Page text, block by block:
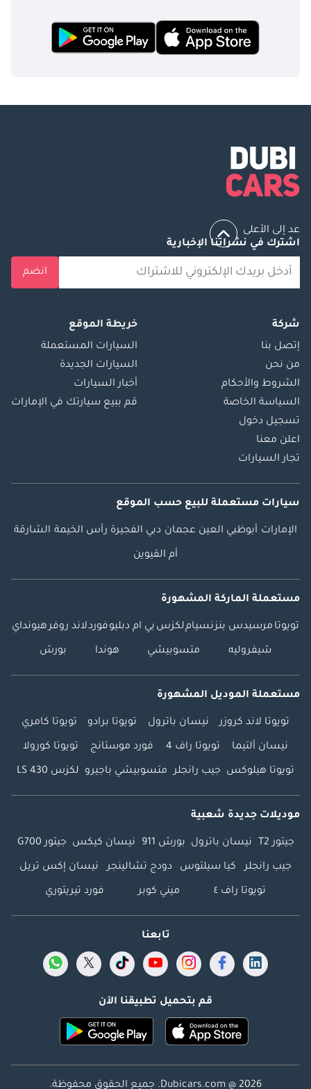
عد إلى الأعلى
اشترك في نشراتنا الإخبارية
انضم
شركة
إتصل بنا
من نحن
الشروط والأحكام
السياسة الخاصة
تسجيل دخول
اعلن معنا
تجار السيارات
خريطة الموقع
السيارات المستعملة
السيارات الجديدة
أخبار السيارات
قم ببيع سيارتك في الإمارات
سيارات مستعملة للبيع حسب الموقع
الإمارات أبوظبي العين عجمان دبي الفجيرة رأس الخيمة الشارقة
أم القيوين
مستعملة الماركة المشهورة
تويوتا مرسيدس بنزنسياملكزس بي ام دبليوفوردلاند روفرهيونداي
شيفروليه متسوبيشي هوندا بورش
مستعملة الموديل المشهورة
تويوتا لاند كروزر نيسان باترول تويوتا برادو تويوتا كامري
نيسان ألتيما تويوتا راف 4 فورد موستانج تويوتا كورولا
تويوتا هيلوكس جيب رانجلر متسوبيشي باجيرو لكزس LS 430
موديلات جديدة شعبية
جيتور T2 نيسان باترول بورش 911 نيسان كيكس جيتور G700
جيب رانجلر كيا سيلتوس دودج تشالينجر نيسان إكس تريل
تويوتا راف ٤ ميني كوبر فورد تيريتوري
تابعنا
قم بتحميل تطبيقنا الآن
Dubicars.com @ 2026. جميع الحقوق محفوظة.